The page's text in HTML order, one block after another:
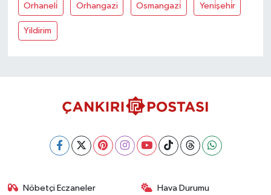
Orhaneli̇ Orhangazi Osmangazi̇ Yeni̇şehi̇r
Yildirim
Nöbetçi Eczaneler Hava Durumu